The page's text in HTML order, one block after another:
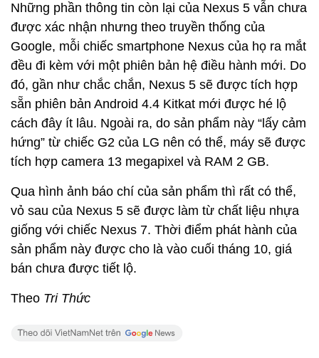
Những phần thông tin còn lại của Nexus 5 vẫn chưa
được xác nhận nhưng theo truyền thống của
Google, mỗi chiếc smartphone Nexus của họ ra mắt
đều đi kèm với một phiên bản hệ điều hành mới. Do
đó, gần như chắc chắn, Nexus 5 sẽ được tích hợp
sẵn phiên bản Android 4.4 Kitkat mới được hé lộ
cách đây ít lâu. Ngoài ra, do sản phẩm này “lấy cảm
hứng” từ chiếc G2 của LG nên có thể, máy sẽ được
tích hợp camera 13 megapixel và RAM 2 GB.
Qua hình ảnh báo chí của sản phẩm thì rất có thể,
vỏ sau của Nexus 5 sẽ được làm từ chất liệu nhựa
giống với chiếc Nexus 7. Thời điểm phát hành của
sản phẩm này được cho là vào cuối tháng 10, giá
bán chưa được tiết lộ.
Theo Tri Thức